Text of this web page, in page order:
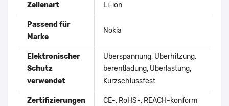
Zellenart Li-ion
Passend für
Marke
Nokia
Elektronischer
Schutz
verwendet
Überspannung, Überhitzung,
berentladung, Überlastung,
Kurzschlussfest
Zertifizierungen
CE-, RoHS-, REACH-konform